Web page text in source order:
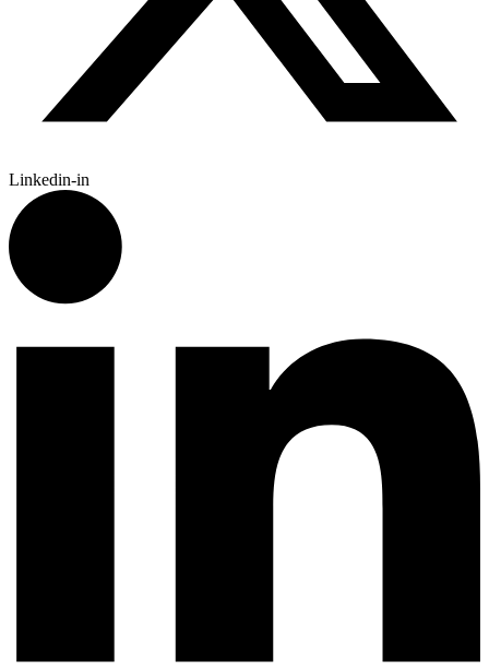
Linkedin-in